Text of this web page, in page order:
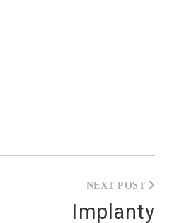
Implanty